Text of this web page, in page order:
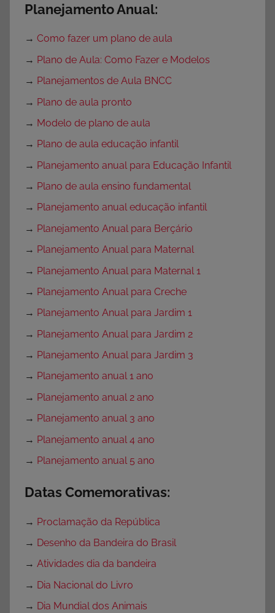
Planejamento Anual:
→ Como fazer um plano de aula
→ Plano de Aula: Como Fazer e Modelos
→ Planejamentos de Aula BNCC
→ Plano de aula pronto
→ Modelo de plano de aula
→ Plano de aula educação infantil
→ Planejamento anual para Educação Infantil
→ Plano de aula ensino fundamental
→ Planejamento anual educação infantil
→ Planejamento Anual para Berçário
→ Planejamento Anual para Maternal
→ Planejamento Anual para Maternal 1
→ Planejamento Anual para Creche
→ Planejamento Anual para Jardim 1
→ Planejamento Anual para Jardim 2
→ Planejamento Anual para Jardim 3
→ Planejamento anual 1 ano
→ Planejamento anual 2 ano
→ Planejamento anual 3 ano
→ Planejamento anual 4 ano
→ Planejamento anual 5 ano
Datas Comemorativas:
→ Proclamação da República
→ Desenho da Bandeira do Brasil
→ Atividades dia da bandeira
→ Dia Nacional do Livro
→ Dia Mundial dos Animais